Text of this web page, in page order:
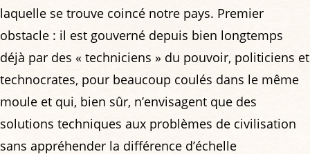
laquelle se trouve coincé notre pays. Premier
obstacle : il est gouverné depuis bien longtemps
déjà par des « techniciens » du pouvoir, politiciens et
technocrates, pour beaucoup coulés dans le même
moule et qui, bien sûr, n’envisagent que des
solutions techniques aux problèmes de civilisation
sans appréhender la différence d’échelle